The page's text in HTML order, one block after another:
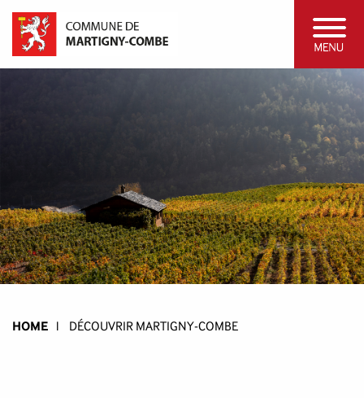
HOME l DÉCOUVRIR MARTIGNY-COMBE